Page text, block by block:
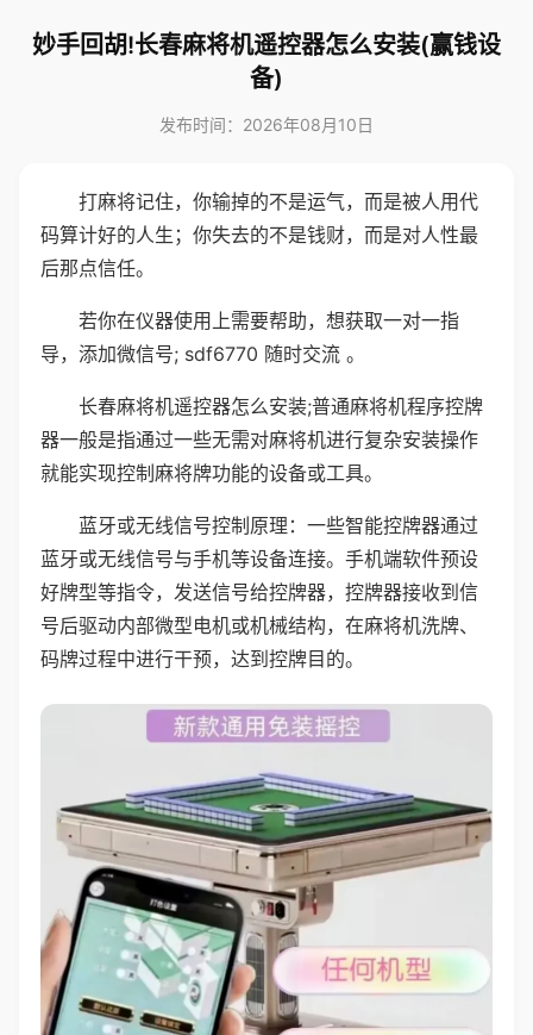
妙手回胡!长春麻将机遥控器怎么安装(赢钱设
备)
发布时间：2026年08月10日
打麻将记住，你输掉的不是运气，而是被人用代
码算计好的人生；你失去的不是钱财，而是对人性最
后那点信任。
若你在仪器使用上需要帮助，想获取一对一指
导，添加微信号; sdf6770 随时交流 。
长春麻将机遥控器怎么安装;普通麻将机程序控牌
器一般是指通过一些无需对麻将机进行复杂安装操作
就能实现控制麻将牌功能的设备或工具。
蓝牙或无线信号控制原理：一些智能控牌器通过
蓝牙或无线信号与手机等设备连接。手机端软件预设
好牌型等指令，发送信号给控牌器，控牌器接收到信
号后驱动内部微型电机或机械结构，在麻将机洗牌、
码牌过程中进行干预，达到控牌目的。